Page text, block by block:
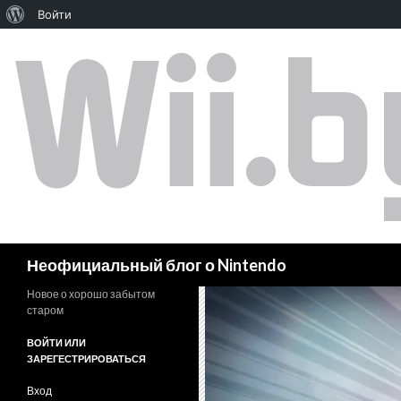
Неофициальный блог о Nintendo
Новое о хорошо забытом
старом
ВОЙТИ ИЛИ
ЗАРЕГЕСТРИРОВАТЬСЯ
Вход
Войти